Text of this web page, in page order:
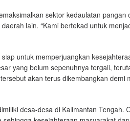
sektor kedaulatan pangan
lain. “Kami bertekad untuk
untuk memperjuangkan
yang belum sepenuhnya tergali,
akan terus dikembangkan demi
desa-desa di Kalimantan Tengah.